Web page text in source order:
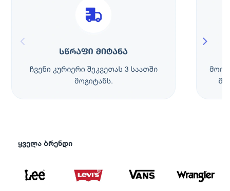
ყველა ბრენდი